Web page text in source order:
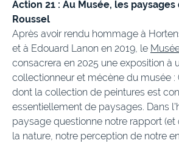
Action 21 : Au Musée, les
Roussel
Après avoir rendu hommage à
et à Edouard Lanon en 2019, le
consacrera en 2025 une exposition à
collectionneur et mécène du musée :
dont la collection de peintures est
essentiellement de paysages. Dans
paysage questionne notre rapport (et
la nature, notre perception de notre